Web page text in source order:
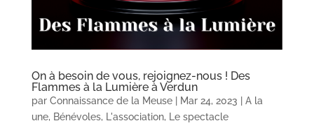
On à besoin de vous, rejoignez-nous ! Des
Flammes à la Lumière à Verdun
par Connaissance de la Meuse| Mar 24, 2023
A la
une, Bénévoles, L'association, Le spectacle